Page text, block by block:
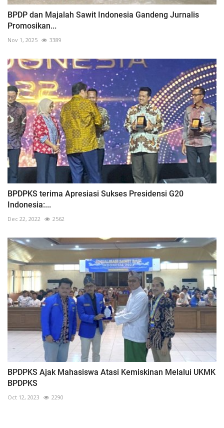
BPDP dan Majalah Sawit Indonesia Gandeng Jurnalis
Promosikan...
Nov 1, 2025 3389
BPDPKS terima Apresiasi Sukses Presidensi G20
Indonesia:...
Dec 22, 2022 2562
BPDPKS Ajak Mahasiswa Atasi Kemiskinan Melalui UKMK
BPDPKS
Oct 12, 2023 2290